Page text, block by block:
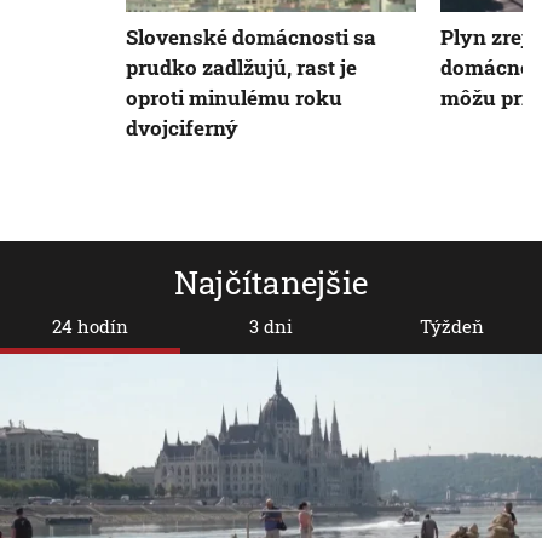
Najčítanejšie
24 hodín 3 dni Týždeň
Slovenské domácnosti sa
prudko zadlžujú, rast je
oproti minulému roku
dvojciferný
Plyn
môžu